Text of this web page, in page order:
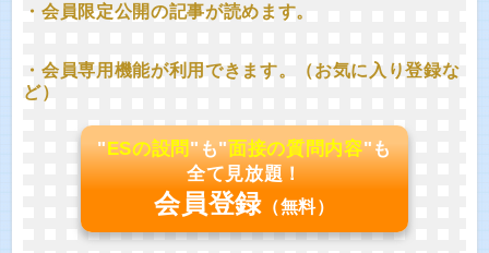
・会員限定公開の記事が読めます。
・会員専用機能が利用できます。（お気に入り登録な
ど）
"ESの設問"も"面接の質問内容"も
全て見放題！
会員登録 （無料）